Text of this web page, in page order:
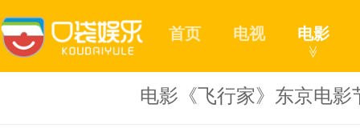
首页 电视 电影
≫
电影《飞行家》东京电